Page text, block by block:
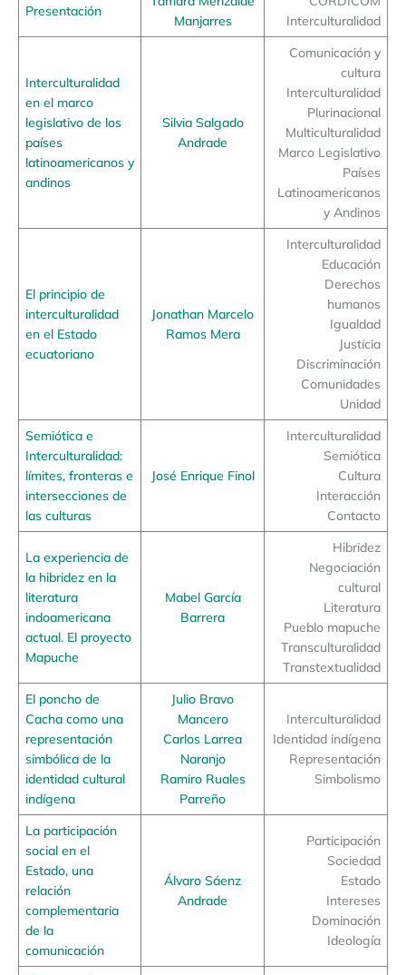
Presentación
Manjarres
Interculturalidad
Interculturalidad
en el marco
legislativo de los
países
latinoamericanos y
andinos
Silvia Salgado
Andrade
Comunicación y
cultura
Interculturalidad
Plurinacional
Multiculturalidad
Marco Legislativo
Países
Latinoamericanos
y Andinos
El principio de
interculturalidad
en el Estado
ecuatoriano
Jonathan Marcelo
Ramos Mera
Interculturalidad
Educación
Derechos
humanos
Igualdad
Justicia
Discriminación
Comunidades
Unidad
Semiótica e
Interculturalidad:
límites, fronteras e
intersecciones de
las culturas
José Enrique Finol
Interculturalidad
Semiótica
Cultura
Interacción
Contacto
La experiencia de
la hibridez en la
literatura
indoamericana
actual. El proyecto
Mapuche
Mabel García
Barrera
Hibridez
Negociación
cultural
Literatura
Pueblo mapuche
Transculturalidad
Transtextualidad
El poncho de
Cacha como una
representación
simbólica de la
identidad cultural
indígena
Julio Bravo
Mancero
Carlos Larrea
Naranjo
Ramiro Ruales
Parreño
Interculturalidad
Identidad indígena
Representación
Simbolismo
La participación
social en el
Estado, una
relación
complementaria
de la
comunicación
Álvaro Sáenz
Andrade
Participación
Sociedad
Estado
Intereses
Dominación
Ideología